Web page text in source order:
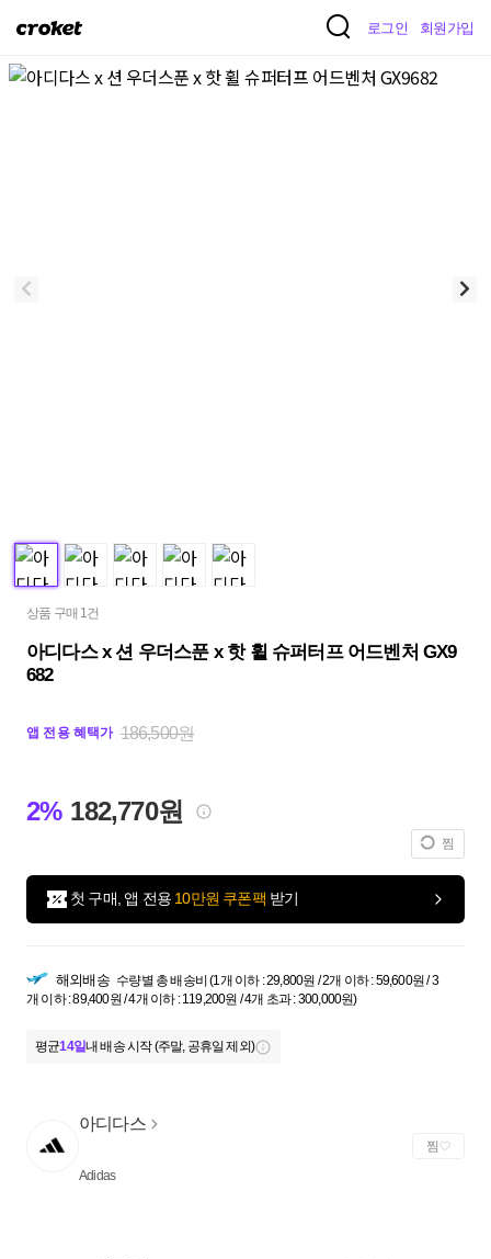
크
켓
로그인 회원가입
상품 구매 1건
아디다스 x 션 우더스푼 x 핫 휠 슈퍼터프 어드벤처 GX9
682
앱 전용 혜택가 186,500원
2% 182,770원
찜
첫 구매, 앱 전용 10만원 쿠폰팩 받기
해외배송 수량별 총 배송비 (1개 이하 : 29,800원 / 2개 이하 : 59,600원 / 3
개 이하 : 89,400원 / 4개 이하 : 119,200원 / 4개 초과 : 300,000원)
평균14일내 배송 시작 (주말, 공휴일 제외)
아디다스
Adidas
찜